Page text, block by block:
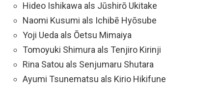
Hideo Ishikawa als Jūshirō Ukitake
Naomi Kusumi als Ichibē Hyōsube
Yoji Ueda als Ōetsu Mimaiya
Tomoyuki Shimura als Tenjiro Kirinji
Rina Satou als Senjumaru Shutara
Ayumi Tsunematsu als Kirio Hikifune